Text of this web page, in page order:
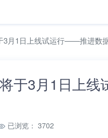
3月1日上线试运行——推进数
于3月1日上
已浏览： 3702